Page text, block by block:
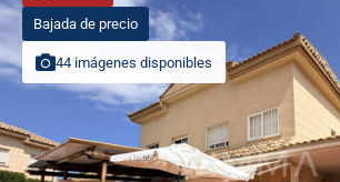
44 imágenes disponibles
Bajada de precio